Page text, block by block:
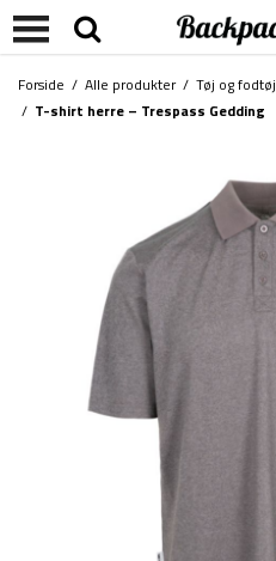
Forside / Alle produkter/ Tøj og fodtøj
/ T-shirt herre – Trespass Gedding